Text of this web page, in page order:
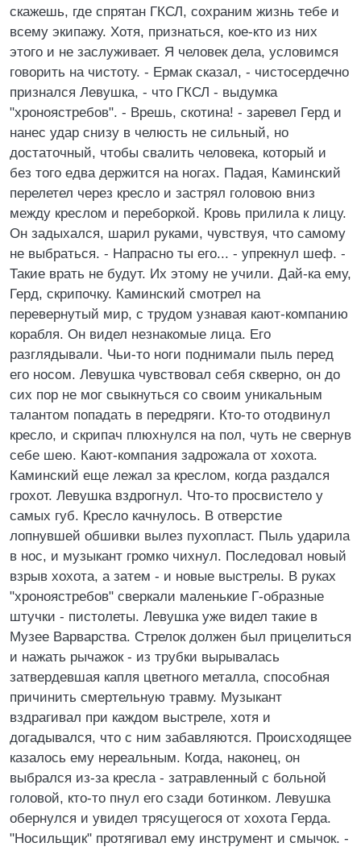
скажешь, где спрятан ГКСЛ, сохраним жизнь тебе и
всему экипажу. Хотя, признаться, кое-кто из них
этого и не заслуживает. Я человек дела, условимся
говорить на чистоту. - Ермак сказал, - чистосердечно
признался Левушка, - что ГКСЛ - выдумка
"хроноястребов". - Врешь, скотина! - заревел Герд и
нанес удар снизу в челюсть не сильный, но
достаточный, чтобы свалить человека, который и
без того едва держится на ногах. Падая, Каминский
перелетел через кресло и застрял головою вниз
между креслом и переборкой. Кровь прилила к лицу.
Он задыхался, шарил руками, чувствуя, что самому
не выбраться. - Напрасно ты его... - упрекнул шеф. -
Такие врать не будут. Их этому не учили. Дай-ка ему,
Герд, скрипочку. Каминский смотрел на
перевернутый мир, с трудом узнавая кают-компанию
корабля. Он видел незнакомые лица. Его
разглядывали. Чьи-то ноги поднимали пыль перед
его носом. Левушка чувствовал себя скверно, он до
сих пор не мог свыкнуться со своим уникальным
талантом попадать в передряги. Кто-то отодвинул
кресло, и скрипач плюхнулся на пол, чуть не свернув
себе шею. Кают-компания задрожала от хохота.
Каминский еще лежал за креслом, когда раздался
грохот. Левушка вздрогнул. Что-то просвистело у
самых губ. Кресло качнулось. В отверстие
лопнувшей обшивки вылез пухопласт. Пыль ударила
в нос, и музыкант громко чихнул. Последовал новый
взрыв хохота, а затем - и новые выстрелы. В руках
"хроноястребов" сверкали маленькие Г-образные
штучки - пистолеты. Левушка уже видел такие в
Музее Варварства. Стрелок должен был прицелиться
и нажать рычажок - из трубки вырывалась
затвердевшая капля цветного металла, способная
причинить смертельную травму. Музыкант
вздрагивал при каждом выстреле, хотя и
догадывался, что с ним забавляются. Происходящее
казалось ему нереальным. Когда, наконец, он
выбрался из-за кресла - затравленный с больной
головой, кто-то пнул его сзади ботинком. Левушка
обернулся и увидел трясущегося от хохота Герда.
"Носильщик" протягивал ему инструмент и смычок. -